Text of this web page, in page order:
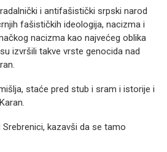
i antifašistički srpski narod
fašističkih ideologija, nacizma i
nacizma kao najvećeg oblika
izvršili takve vrste genocida nad
staće pred stub i sram i istorije i
kazavši da se tamo